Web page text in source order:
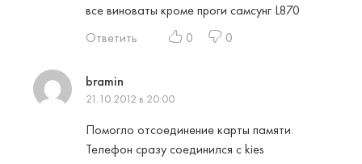
все виноваты кроме проги самсунг L870
Ответить
0 0
bramin
21.10.2012 в 20:00
Помогло отсоединение карты памяти.
Телефон сразу соединился с kies